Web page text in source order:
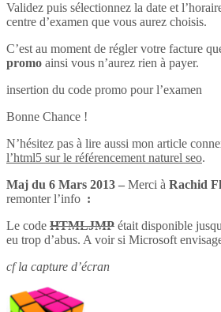
Validez puis sélectionnez la date et
centre d’examen que vous aurez choisis.
C’est au moment de régler votre facture
promo ainsi vous n’aurez rien à payer.
insertion du code promo pour l’examen
Bonne Chance !
N’hésitez pas à lire aussi mon article
l’html5 sur le référencement naturel seo.
Maj du 6 Mars 2013 – Merci à Rachid
remonter l’info :
Le code HTMLJMP était disponible
eu trop d’abus. A voir si Microsoft
cf la capture d’écran